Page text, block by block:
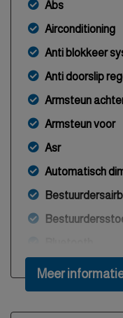
Abs
Airconditioning
Anti blokkeer
Anti doorslip
Armsteun
Armsteun voor
Asr
Automatisch
Boordcomputer
Bumpers en
Meer